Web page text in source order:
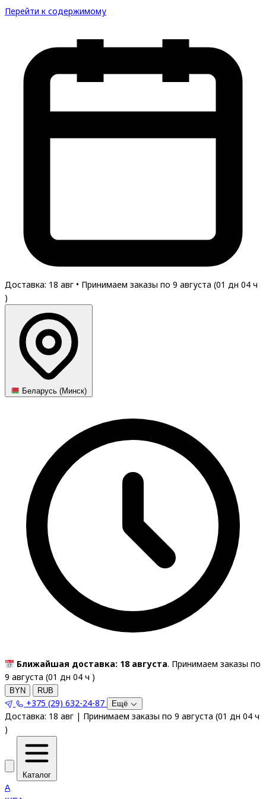
Перейти к содержимому
Доставка: 18 авг • Принимаем заказы по 9 августа (01 дн 04 ч
)
Беларусь (Минск)
Ближайшая доставка: 18 августа. Принимаем заказы по
9 августа (01 дн 04 ч )
BYN RUB
+375 (29) 632-24-87 Ещё
Доставка: 18 авг | Принимаем заказы по 9 августа (01 дн 04 ч
)
Каталог
A